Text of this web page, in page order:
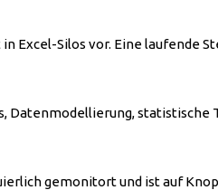
Excel-Silos vor. Eine laufende
Datenmodellierung,
gemonitort und ist auf